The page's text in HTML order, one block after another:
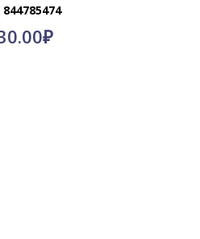
844785474
₽